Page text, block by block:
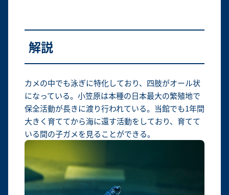
解説
カメの中でも泳ぎに特化しており、四肢がオール状
になっている。小笠原は本種の日本最大の繁殖地で
保全活動が長きに渡り行われている。当館でも1年間
大きく育ててから海に還す活動をしており、育てて
いる間の子ガメを見ることができる。